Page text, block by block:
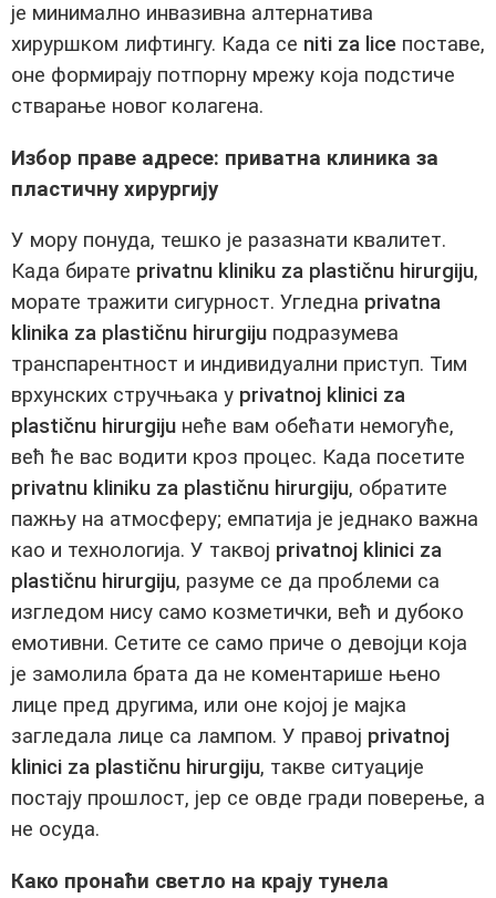
је минимално инвазивна алтернатива
хируршком лифтингу. Када се niti za lice поставе,
оне формирају потпорну мрежу која подстиче
стварање новог колагена.
Избор праве адресе: приватна клиника за
пластичну хирургију
У мору понуда, тешко је разазнати квалитет.
Када бирате privatnu kliniku za plastičnu hirurgiju,
морате тражити сигурност. Угледна privatna
klinika za plastičnu hirurgiju подразумева
транспарентност и индивидуални приступ. Тим
врхунских стручњака у privatnoj klinici za
plastičnu hirurgiju неће вам обећати немогуће,
већ ће вас водити кроз процес. Када посетите
privatnu kliniku za plastičnu hirurgiju, обратите
пажњу на атмосферу; емпатија је једнако важна
као и технологија. У таквој privatnoj klinici za
plastičnu hirurgiju, разуме се да проблеми са
изгледом нису само козметички, већ и дубоко
емотивни. Сетите се само приче о девојци која
је замолила брата да не коментарише њено
лице пред другима, или оне којој је мајка
загледала лице са лампом. У правој privatnoj
klinici za plastičnu hirurgiju, такве ситуације
постају прошлост, јер се овде гради поверење, а
не осуда.
Како пронаћи светло на крају тунела